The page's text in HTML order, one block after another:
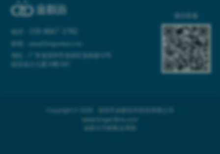
159 8667 3782
邮箱：anna@kinganttms.com
微信客服
Copyright © 2026 深圳市金蚁软件科技有限公司
www.kinganttms.com
金蚁云代购集运系统